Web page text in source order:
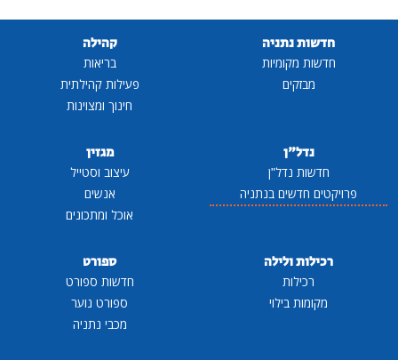
חדשות נתניה
חדשות מקומיות
מבזקים
קהילה
בריאות
פעילות קהילתית
חינוך ומצוינות
נדל"ן
חדשות נדל"ן
פרויקטים חדשים בנתניה
מגזין
עיצוב וסטייל
אנשים
אוכל ומתכונים
רכילות ולילה
רכילות
מקומות בילוי
ספורט
חדשות ספורט
ספורט נוער
מכבי נתניה